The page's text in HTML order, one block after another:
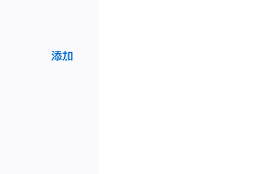
添加AppleCare+